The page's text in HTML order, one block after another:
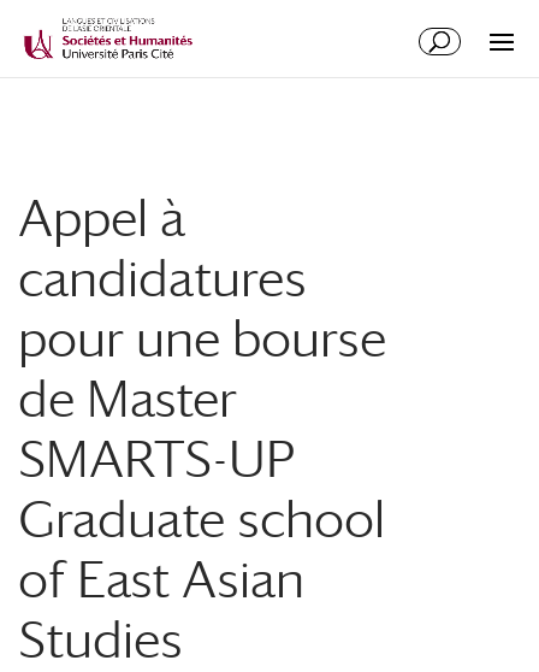
Appel à
candidatures
pour une bourse
de Master
SMARTS-UP
Graduate school
of East Asian
Studies